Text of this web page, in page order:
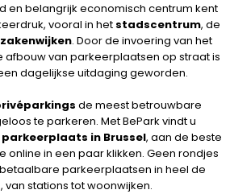
en belangrijk economisch centrum kent
vooral in het stadscentrum, de
zakenwijken. Door de invoering van het
afbouw van parkeerplaatsen op straat is
dagelijkse uitdaging geworden.
de meest betrouwbare
te parkeren. Met BePark vindt u
in Brussel, aan de beste
online in een paar klikken. Geen rondjes
parkeerplaatsen in heel de
van stations tot woonwijken.